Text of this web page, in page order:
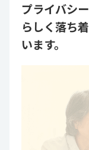
プライバシ
らしく落ち
います。